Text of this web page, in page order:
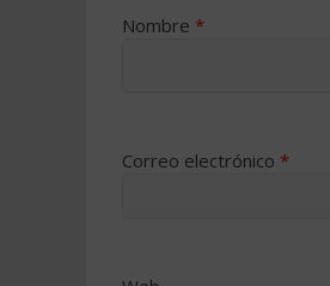
Nombre *
Correo electrónico *